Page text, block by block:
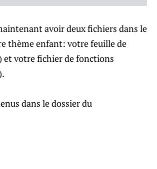
avoir deux fichiers dans le
thème enfant: votre feuille de
et votre fichier de fonctions